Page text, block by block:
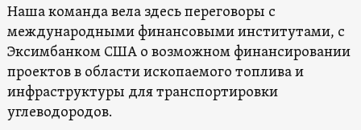
Наша команда вела здесь переговоры с
международными финансовыми институтами, с
Эксимбанком США о возможном финансировании
проектов в области ископаемого топлива и
инфраструктуры для транспортировки
углеводородов.